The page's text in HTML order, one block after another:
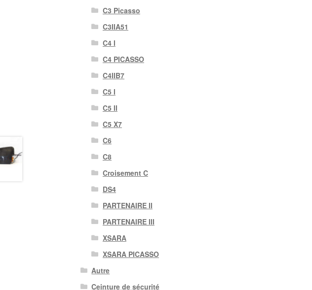
C3 Picasso
C3IIA51
C4 I
C4 PICASSO
C4IIB7
C5 I
C5 II
C5 X7
C6
C8
Croisement C
DS4
PARTENAIRE II
PARTENAIRE III
XSARA
XSARA PICASSO
Autre
Ceinture de sécurité